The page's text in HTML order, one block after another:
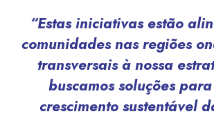
“Estas iniciativas estão
comunidades nas regiões
transversais à nossa
buscamos soluções
crescimento sustentável